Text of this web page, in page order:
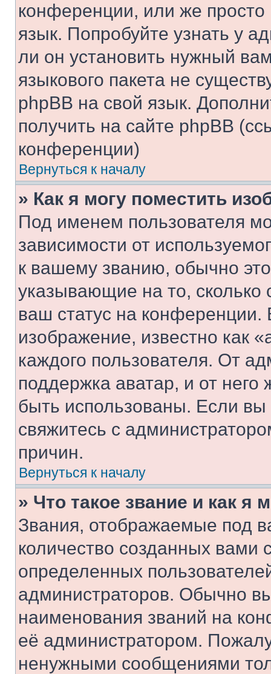
конференции, или же
язык. Попробуйте узнать у
ли он установить нужный
языкового пакета не
phpBB на свой язык.
получить на сайте phpBB
конференции)
Вернуться к началу
» Как я могу поместить
Под именем пользователя
зависимости от
к вашему званию, обычно это
указывающие на то,
ваш статус на
изображение, известно как
каждого пользователя. От
поддержка аватар, и от него
быть использованы. Если
свяжитесь с
причин.
Вернуться к началу
» Что такое звание и как я
Звания, отображаемые под
количество созданных
определенных
администраторов. Обычно
наименования званий на
её администратором.
ненужными сообщениями